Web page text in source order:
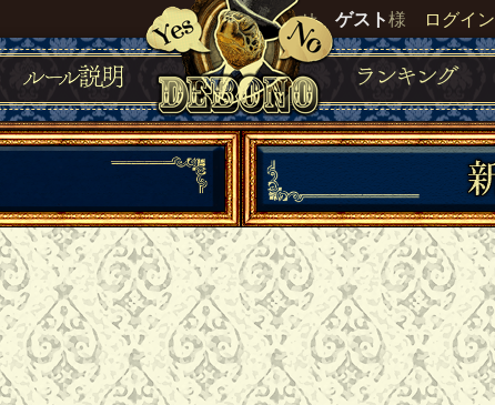
いらっしゃいませ。ゲスト様 ログイン